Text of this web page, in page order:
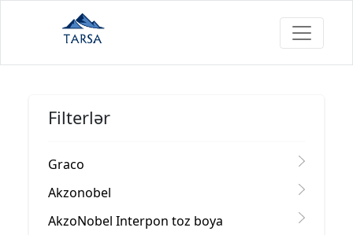
Filterlər
Graco
Akzonobel
AkzoNobel Interpon toz boya